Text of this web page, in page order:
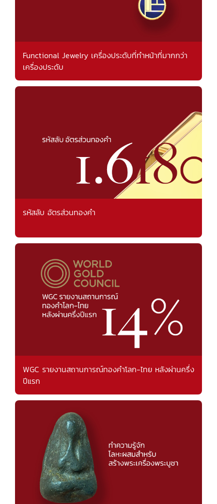
Functional Jewelry เครื่องประดับที่ทำหน้าที่มากกว่า
เครื่องประดับ
รหัสลับ อัตรส่วนทองคำ
WGC รายงานสถานการณ์ทองคำโลก-ไทย หลังผ่านครึ่ง
ปีแรก